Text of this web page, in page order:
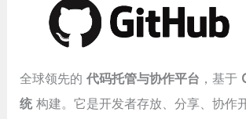
全球领先的代码托管与协作平台 ，基于
统构建。它是开发者存放、分享、协作